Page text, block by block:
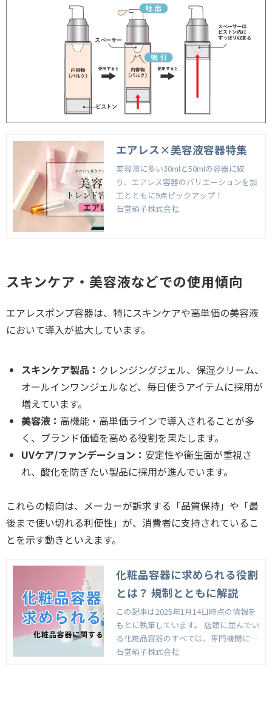
エアレス×美容液容器特集
美容液に多い30mlと50mlの容器に絞
り、エアレス容器のバリエーションを加
工とともに9点ピックアップ！
石堂硝子株式会社
スキンケア・美容液などでの使用傾向
エアレスポンプ容器は、特にスキンケアや高単価の美容液
において導入が拡大しています。
スキンケア製品： クレンジングジェル、保湿クリーム、
オールインワンジェルなど、毎日使うアイテムに採用が
増えています。
美容液： 高機能・高単価ラインで導入されることが多
く、ブランド価値を高める役割を果たします。
UVケア/ファンデーション： 安定性や衛生面が重視さ
れ、酸化を防ぎたい製品に採用が進んでいます。
これらの傾向は、メーカーが訴求する「品質保持」や「最
後まで使い切れる利便性」が、消費者に支持されているこ
とを示す動きといえます。
化粧品容器に求められる役割
とは？ 規制とともに解説
この記事は2025年1月14日時点の情報を
もとに執筆しています。 店頭に並んでい
る化粧品容器のすべては、専門機関によ
って定められた細かな規制をクリアした
石堂硝子株式会社